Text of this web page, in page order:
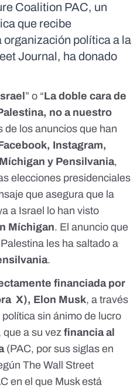
Coalition PAC, un
que recibe
política a la
Journal, ha donado
” o “La doble cara de
no a nuestro
de los anuncios que han
Instagram,
Míchigan y Pensilvania,
elecciones presidenciales
que asegura que la
a Israel lo han visto
Míchigan. El anuncio que
les ha saltado a
.
financiada por
X), Elon Musk, a través
sin ánimo de lucro
que a su vez financia al
(PAC, por sus siglas en
The Wall Street
en el que Musk está